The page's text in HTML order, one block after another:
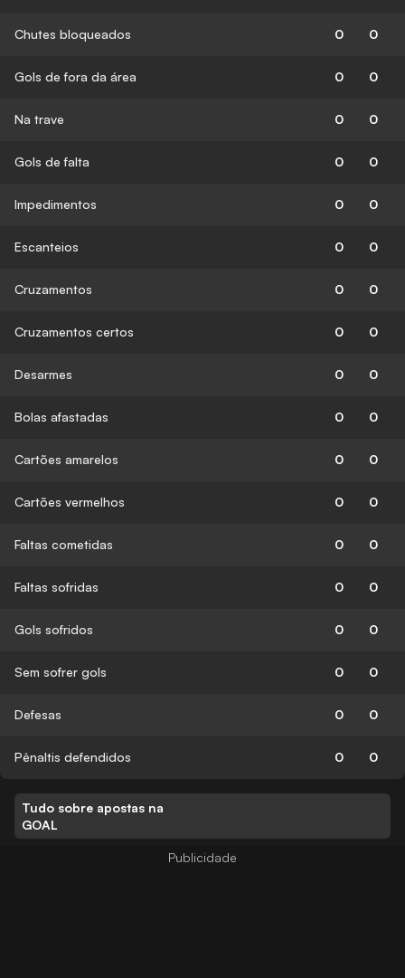
Chutes bloqueados 0 0
Gols de fora da área 0 0
Na trave 0 0
Gols de falta 0 0
Impedimentos 0 0
Escanteios 0 0
Cruzamentos 0 0
Cruzamentos certos 0 0
Desarmes 0 0
Bolas afastadas 0 0
Cartões amarelos 0 0
Cartões vermelhos 0 0
Faltas cometidas 0 0
Faltas sofridas 0 0
Gols sofridos 0 0
Sem sofrer gols 0 0
Defesas 0 0
Pênaltis defendidos 0 0
Tudo sobre apostas na
GOAL